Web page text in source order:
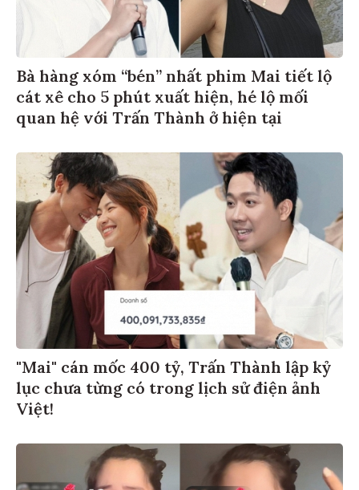
Bà hàng xóm “bén” nhất phim Mai tiết lộ
cát xê cho 5 phút xuất hiện, hé lộ mối
quan hệ với Trấn Thành ở hiện tại
"Mai" cán mốc 400 tỷ, Trấn Thành lập kỷ
lục chưa từng có trong lịch sử điện ảnh
Việt!